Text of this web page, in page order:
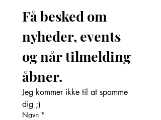
Få besked om
nyheder, events
og når tilmelding
Jeg kommer ikke til at spamme
dig ;)
Navn *